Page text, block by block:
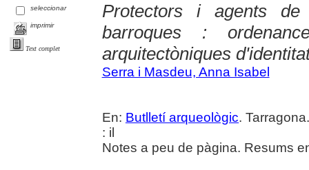
seleccionar
imprimir
Text complet
Protectors i agents de
barroques :
arquitectòniques
Serra i Masdeu, Anna Isabel
En: Butlletí arqueològic.
: il
Notes a peu de pàgina. Resums